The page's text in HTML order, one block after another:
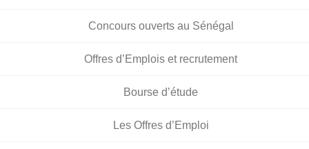
Concours ouverts au Sénégal
Offres d’Emplois et recrutement
Bourse d’étude
Les Offres d’Emploi